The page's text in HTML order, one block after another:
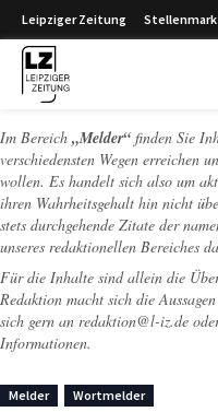
Leipziger Zeitung
Im Bereich „Melder“ finden Sie
verschiedensten Wegen erreichen
wollen. Es handelt sich also um
ihren Wahrheitsgehalt hin nicht
stets durchgehende Zitate der
unseres redaktionellen Bereiches
Für die Inhalte sind allein die
Redaktion macht sich die
sich gern an redaktion@l-iz.de
Informationen.
Melder Wortmelder